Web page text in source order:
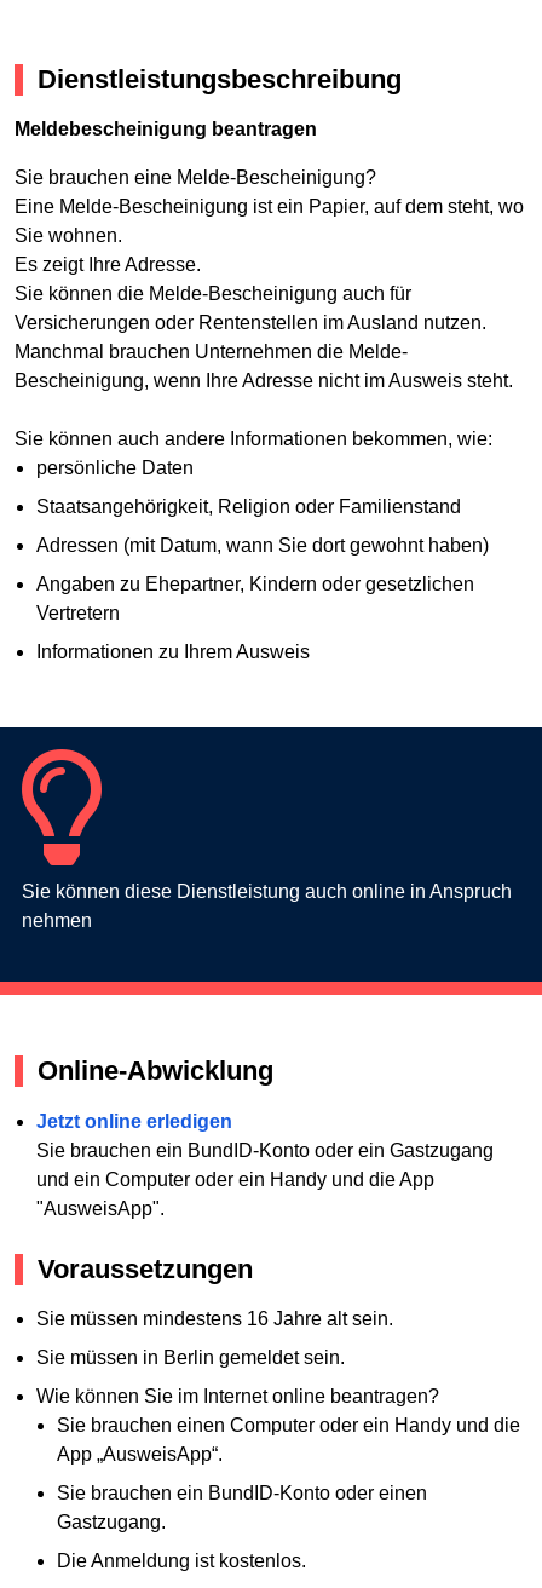
Dienstleistungsbeschreibung
Meldebescheinigung beantragen
Sie brauchen eine Melde-Bescheinigung?
Eine Melde-Bescheinigung ist ein Papier, auf dem steht, wo
Sie wohnen.
Es zeigt Ihre Adresse.
Sie können die Melde-Bescheinigung auch für
Versicherungen oder Rentenstellen im Ausland nutzen.
Manchmal brauchen Unternehmen die Melde-
Bescheinigung, wenn Ihre Adresse nicht im Ausweis steht.
Sie können auch andere Informationen bekommen, wie:
persönliche Daten
Staatsangehörigkeit, Religion oder Familienstand
Adressen (mit Datum, wann Sie dort gewohnt haben)
Angaben zu Ehepartner, Kindern oder gesetzlichen
Vertretern
Informationen zu Ihrem Ausweis
Sie können diese Dienstleistung auch online in Anspruch
nehmen
Online-Abwicklung
Jetzt online erledigen
Sie brauchen ein BundID-Konto oder ein Gastzugang
und ein Computer oder ein Handy und die App
"AusweisApp".
Voraussetzungen
Sie müssen mindestens 16 Jahre alt sein.
Sie müssen in Berlin gemeldet sein.
Wie können Sie im Internet online beantragen?
Sie brauchen einen Computer oder ein Handy und die
App „AusweisApp“.
Sie brauchen ein BundID-Konto oder einen
Gastzugang.
Die Anmeldung ist kostenlos.